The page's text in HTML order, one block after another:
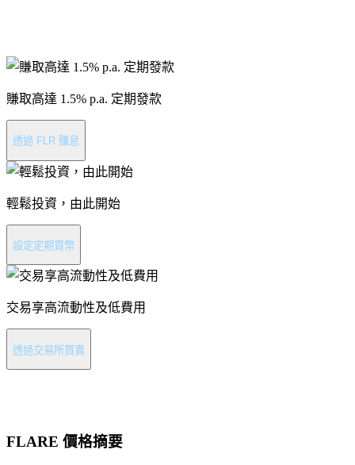
賺取高達 1.5% p.a. 定期發款
透過 FLR 賺息
輕鬆投資，由此開始
設定定期買幣
交易享高流動性及低費用
透過交易所買賣
FLARE 價格摘要